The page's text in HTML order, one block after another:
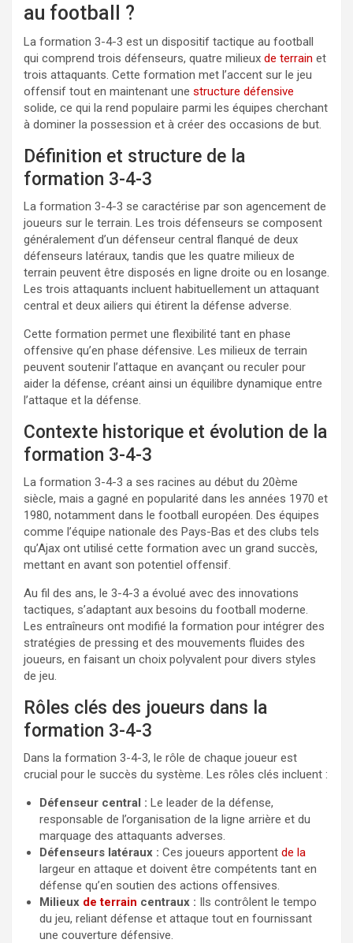
au football ?
La formation 3-4-3 est un dispositif tactique au football
qui comprend trois défenseurs, quatre milieux de terrain et
trois attaquants. Cette formation met l’accent sur le jeu
offensif tout en maintenant une structure défensive
solide, ce qui la rend populaire parmi les équipes cherchant
à dominer la possession et à créer des occasions de but.
Définition et structure de la
formation 3-4-3
La formation 3-4-3 se caractérise par son agencement de
joueurs sur le terrain. Les trois défenseurs se composent
généralement d’un défenseur central flanqué de deux
défenseurs latéraux, tandis que les quatre milieux de
terrain peuvent être disposés en ligne droite ou en losange.
Les trois attaquants incluent habituellement un attaquant
central et deux ailiers qui étirent la défense adverse.
Cette formation permet une flexibilité tant en phase
offensive qu’en phase défensive. Les milieux de terrain
peuvent soutenir l’attaque en avançant ou reculer pour
aider la défense, créant ainsi un équilibre dynamique entre
l’attaque et la défense.
Contexte historique et évolution de la
formation 3-4-3
La formation 3-4-3 a ses racines au début du 20ème
siècle, mais a gagné en popularité dans les années 1970 et
1980, notamment dans le football européen. Des équipes
comme l’équipe nationale des Pays-Bas et des clubs tels
qu’Ajax ont utilisé cette formation avec un grand succès,
mettant en avant son potentiel offensif.
Au fil des ans, le 3-4-3 a évolué avec des innovations
tactiques, s’adaptant aux besoins du football moderne.
Les entraîneurs ont modifié la formation pour intégrer des
stratégies de pressing et des mouvements fluides des
joueurs, en faisant un choix polyvalent pour divers styles
de jeu.
Rôles clés des joueurs dans la
formation 3-4-3
Dans la formation 3-4-3, le rôle de chaque joueur est
crucial pour le succès du système. Les rôles clés incluent :
Défenseur central : Le leader de la défense,
responsable de l’organisation de la ligne arrière et du
marquage des attaquants adverses.
Défenseurs latéraux : Ces joueurs apportent de la
largeur en attaque et doivent être compétents tant en
défense qu’en soutien des actions offensives.
Milieux de terrain centraux : Ils contrôlent le tempo
du jeu, reliant défense et attaque tout en fournissant
une couverture défensive.